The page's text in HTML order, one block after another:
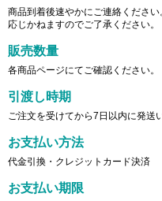
商品到着後速やかにご連絡くださ
応じかねますのでご了承ください。
販売数量
各商品ページにてご確認ください。
引渡し時期
ご注文を受けてから7日以内に発送
お支払い方法
代金引換・クレジットカード決済
お支払い期限